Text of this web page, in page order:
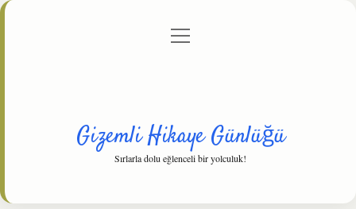
Gizlilik Politikası
menüyü
Gizemli Hikaye Günlüğü
Sırlarla dolu eğlenceli bir yolculuk!